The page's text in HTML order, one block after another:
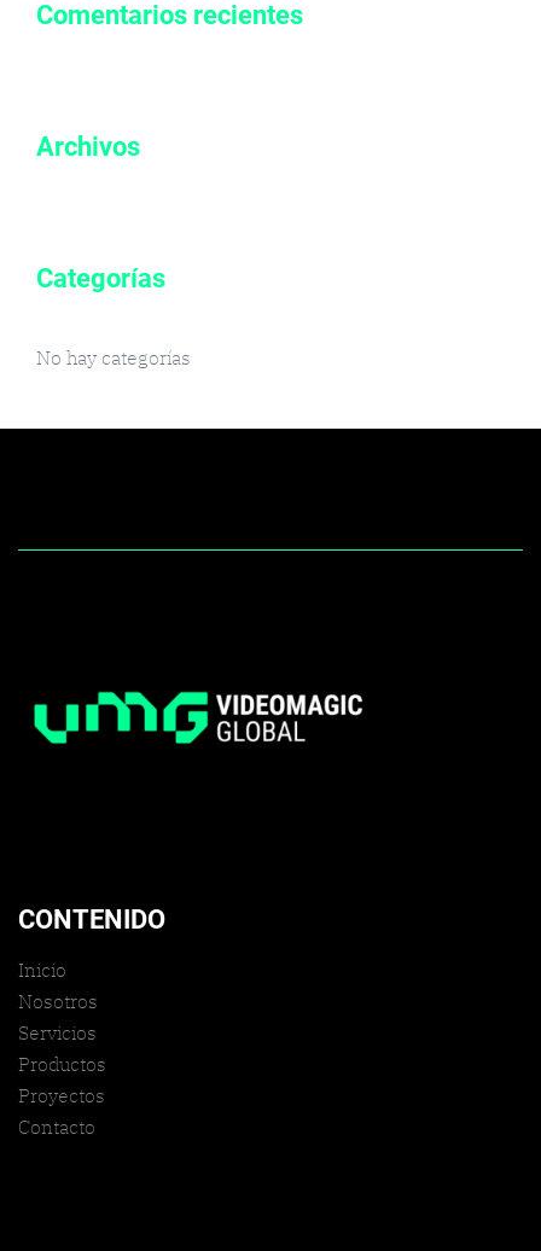
Comentarios recientes
Archivos
Categorías
No hay categorías
CONTENIDO
Inicio
Nosotros
Servicios
Productos
Proyectos
Contacto